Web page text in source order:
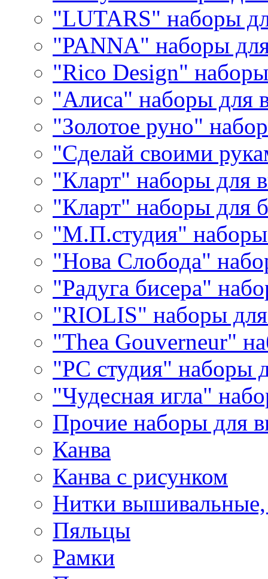
"LUTARS" наборы
"PANNA" наборы
"Rico Design"
"Алиса" наборы для
"Золотое руно"
"Сделай своими
"Кларт" наборы для
"Кларт" наборы для
"М.П.студия"
"Нова Слобода"
"Радуга бисера"
"RIOLIS" наборы
"Thea Gouverneur"
"РС студия" наборы
"Чудесная игла"
Прочие наборы для
Канва
Канва с рисунком
Нитки
Пяльцы
Рамки